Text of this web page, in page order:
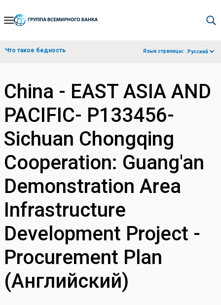
Skip
Navigation
Что такое бедность Язык страницы: Русский
China - EAST ASIA AND
PACIFIC- P133456-
Sichuan Chongqing
Cooperation: Guang'an
Demonstration Area
Infrastructure
Development Project -
Procurement Plan
(Английский)